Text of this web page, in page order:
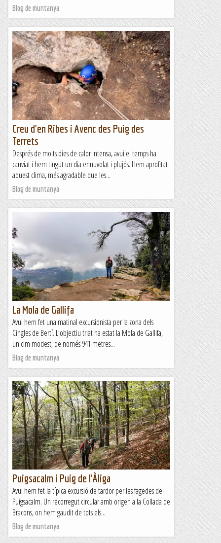
Blog de muntanya
Creu d'en Ribes i Avenc des Puig des
Terrets
Després de molts dies de calor intensa, avui el temps ha
canviat i hem tingut un dia ennuvolat i plujós. Hem aprofitat
aquest clima, més agradable que les...
Blog de muntanya
La Mola de Gallifa
Avui hem fet una matinal excursionista per la zona dels
Cingles de Bertí. L'objectiu triat ha estat la Mola de Gallifa,
un cim modest, de només 941 metres...
Blog de muntanya
Puigsacalm i Puig de l'Àliga
Avui hem fet la típica excursió de tardor per les fagedes del
Puigsacalm. Un recorregut circular amb origen a la Collada de
Bracons, on hem gaudit de tots els...
Blog de muntanya